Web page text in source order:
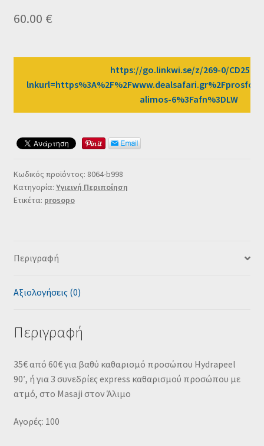
60.00 €
https://go.linkwi.se/z/269-0/CD2589/
alimos-6%3Fafn%3DLW
Κωδικός προϊόντος: 8064-b998
Κατηγορία: Υγιεινή Περιποίηση
Ετικέτα: prosopo
Περιγραφή
Αξιολογήσεις (0)
Περιγραφή
35€ από 60€ για βαθύ καθαρισμό προσώπου Hydrapeel
90′, ή για 3 συνεδρίες express καθαρισμού προσώπου με
ατμό, στο Masaji στον Άλιμο
Αγορές: 100